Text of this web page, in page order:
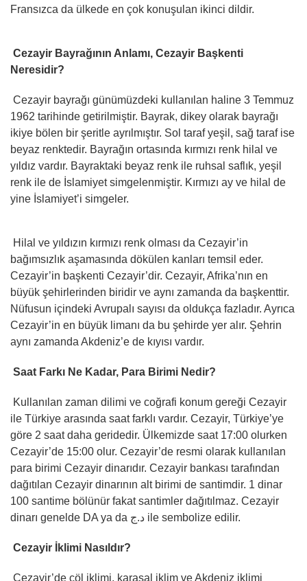
Fransızca da ülkede en çok konuşulan ikinci dildir.
Cezayir Bayrağının Anlamı, Cezayir Başkenti
Neresidir?
Cezayir bayrağı günümüzdeki kullanılan haline 3 Temmuz
1962 tarihinde getirilmiştir. Bayrak, dikey olarak bayrağı
ikiye bölen bir şeritle ayrılmıştır. Sol taraf yeşil, sağ taraf ise
beyaz renktedir. Bayrağın ortasında kırmızı renk hilal ve
yıldız vardır. Bayraktaki beyaz renk ile ruhsal saflık, yeşil
renk ile de İslamiyet simgelenmiştir. Kırmızı ay ve hilal de
yine İslamiyet’i simgeler.
Hilal ve yıldızın kırmızı renk olması da Cezayir’in
bağımsızlık aşamasında dökülen kanları temsil eder.
Cezayir’in başkenti Cezayir’dir. Cezayir, Afrika’nın en
büyük şehirlerinden biridir ve aynı zamanda da başkenttir.
Nüfusun içindeki Avrupalı sayısı da oldukça fazladır. Ayrıca
Cezayir’in en büyük limanı da bu şehirde yer alır. Şehrin
aynı zamanda Akdeniz’e de kıyısı vardır.
Saat Farkı Ne Kadar, Para Birimi Nedir?
Kullanılan zaman dilimi ve coğrafi konum gereği Cezayir
ile Türkiye arasında saat farklı vardır. Cezayir, Türkiye’ye
göre 2 saat daha geridedir. Ülkemizde saat 17:00 olurken
Cezayir’de 15:00 olur. Cezayir’de resmi olarak kullanılan
para birimi Cezayir dinarıdır. Cezayir bankası tarafından
dağıtılan Cezayir dinarının alt birimi de santimdir. 1 dinar
100 santime bölünür fakat santimler dağıtılmaz. Cezayir
dinarı genelde DA ya da د.ج ile sembolize edilir.
Cezayir İklimi Nasıldır?
Cezayir’de çöl iklimi, karasal iklim ve Akdeniz iklimi